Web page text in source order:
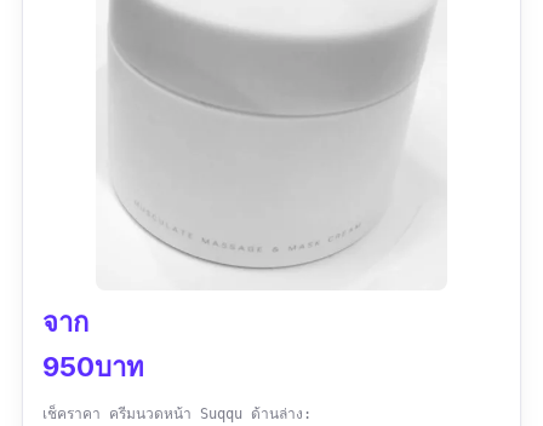
จาก
950บาท
เช็คราคา ครีมนวดหน้า Suqqu ด้านล่าง: